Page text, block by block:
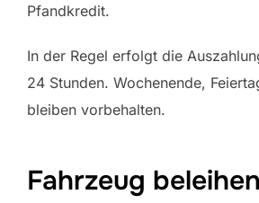
Pfandkredit.
In der Regel erfolgt die
24 Stunden. Wochenende,
bleiben vorbehalten.
Fahrzeug